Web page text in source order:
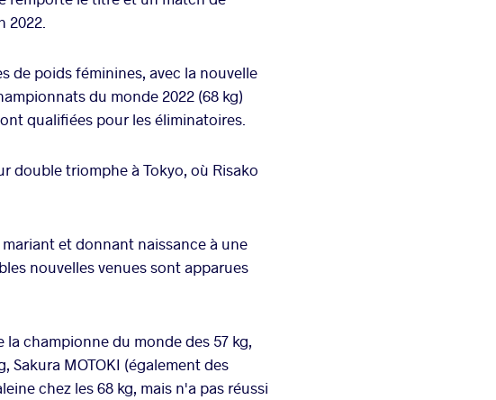
2022.
de poids féminines, avec la nouvelle
du monde 2022 (68 kg)
qualifiées pour les éliminatoires.
double triomphe à Tokyo, où Risako
et donnant naissance à une
nouvelles venues sont apparues
championne du monde des 57 kg,
Sakura MOTOKI (également des
chez les 68 kg, mais n'a pas réussi